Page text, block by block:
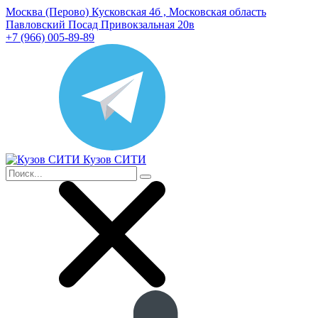
Москва (Перово) Кусковская 4б , Московская область
Павловский Посад Привокзальная 20в
+7 (966) 005-89-89
Кузов СИТИ